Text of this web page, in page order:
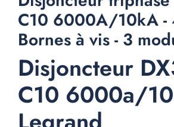
C10 6000A/10kA -
Bornes à vis - 3
Disjoncteur
C10 6000a/